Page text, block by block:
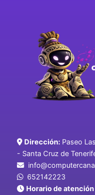
Dirección: Paseo
- Santa Cruz de
652142223
Horario de